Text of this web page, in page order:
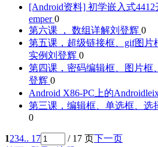
[Android资料] 初学嵌入式
emper 0
第六课 ， 数组详解刘登辉 0
第五课，超级链接框、gif图片
实例刘登辉 0
第四课，密码编辑框、图片框
登辉 0
Android X86-PC上的Android
第三课，编辑框、单选框、选
0
1234.. 17 / 17 页下一页